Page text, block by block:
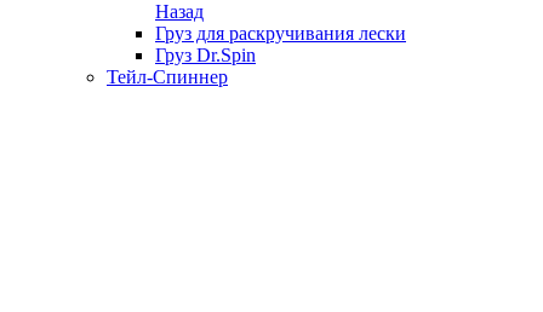
Назад
Груз для раскручивания лески
Груз Dr.Spin
Тейл-Спиннер